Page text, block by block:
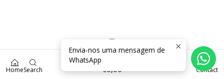
HomeSearch €0,00 Contact
Envia-nos uma mensagem de
WhatsApp